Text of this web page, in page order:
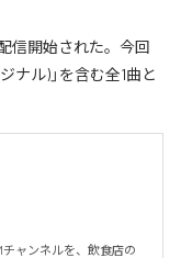
信開始された。今回
ナル)」を含む全1曲と
チャンネルを、飲食店の